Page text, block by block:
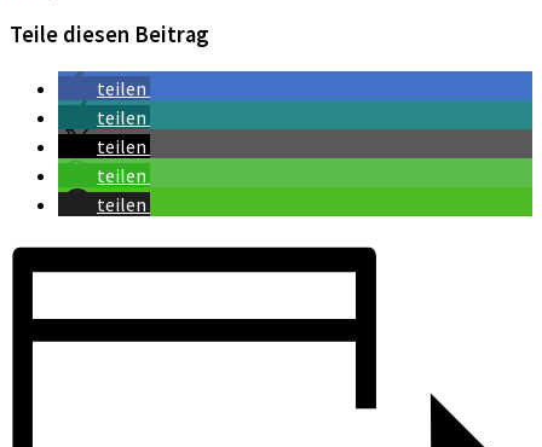
Teile diesen Beitrag
teilen
teilen
teilen
teilen
teilen